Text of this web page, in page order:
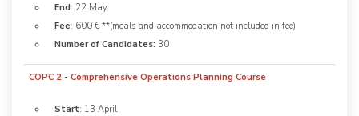
End: 22 May
Fee: 600 € **(meals and accommodation not included in fee)
Number of Candidates: 30
COPC 2 - Comprehensive Operations Planning Course
Start: 13 April